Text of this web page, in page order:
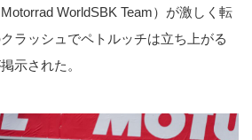
WorldSBK Team）が激しく転
ラッシュでペトルッチは立ち上がる
示された。